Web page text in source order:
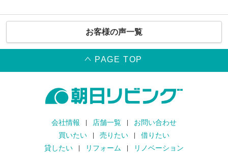
お客様の声一覧
PAGE TOP
会社情報 店舗一覧
お問い合わせ
買いたい
売りたい
借りたい
貸したい
リフォーム
リノベーション